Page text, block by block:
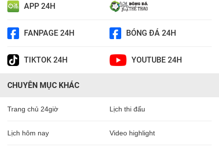
APP 24H
FANPAGE 24H BÓNG ĐÁ 24H
TIKTOK 24H YOUTUBE 24H
CHUYÊN MỤC KHÁC
Trang chủ 24giờ Lịch thi đấu
Lịch hôm nay Video highlight